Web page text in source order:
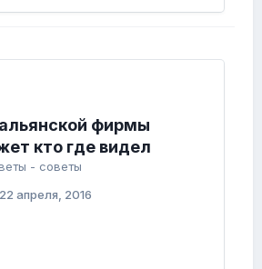
фирмы
кто где видел
- советы
22 апреля, 2016